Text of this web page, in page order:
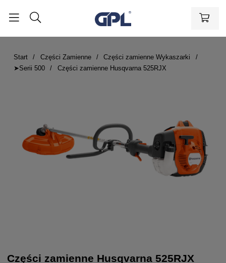
Start Części Zamienne
Części zamienne Wykaszarki
➤Serii 500
Części zamienne Husqvarna 525RJX
Części zamienne Husqvarna 525RJX